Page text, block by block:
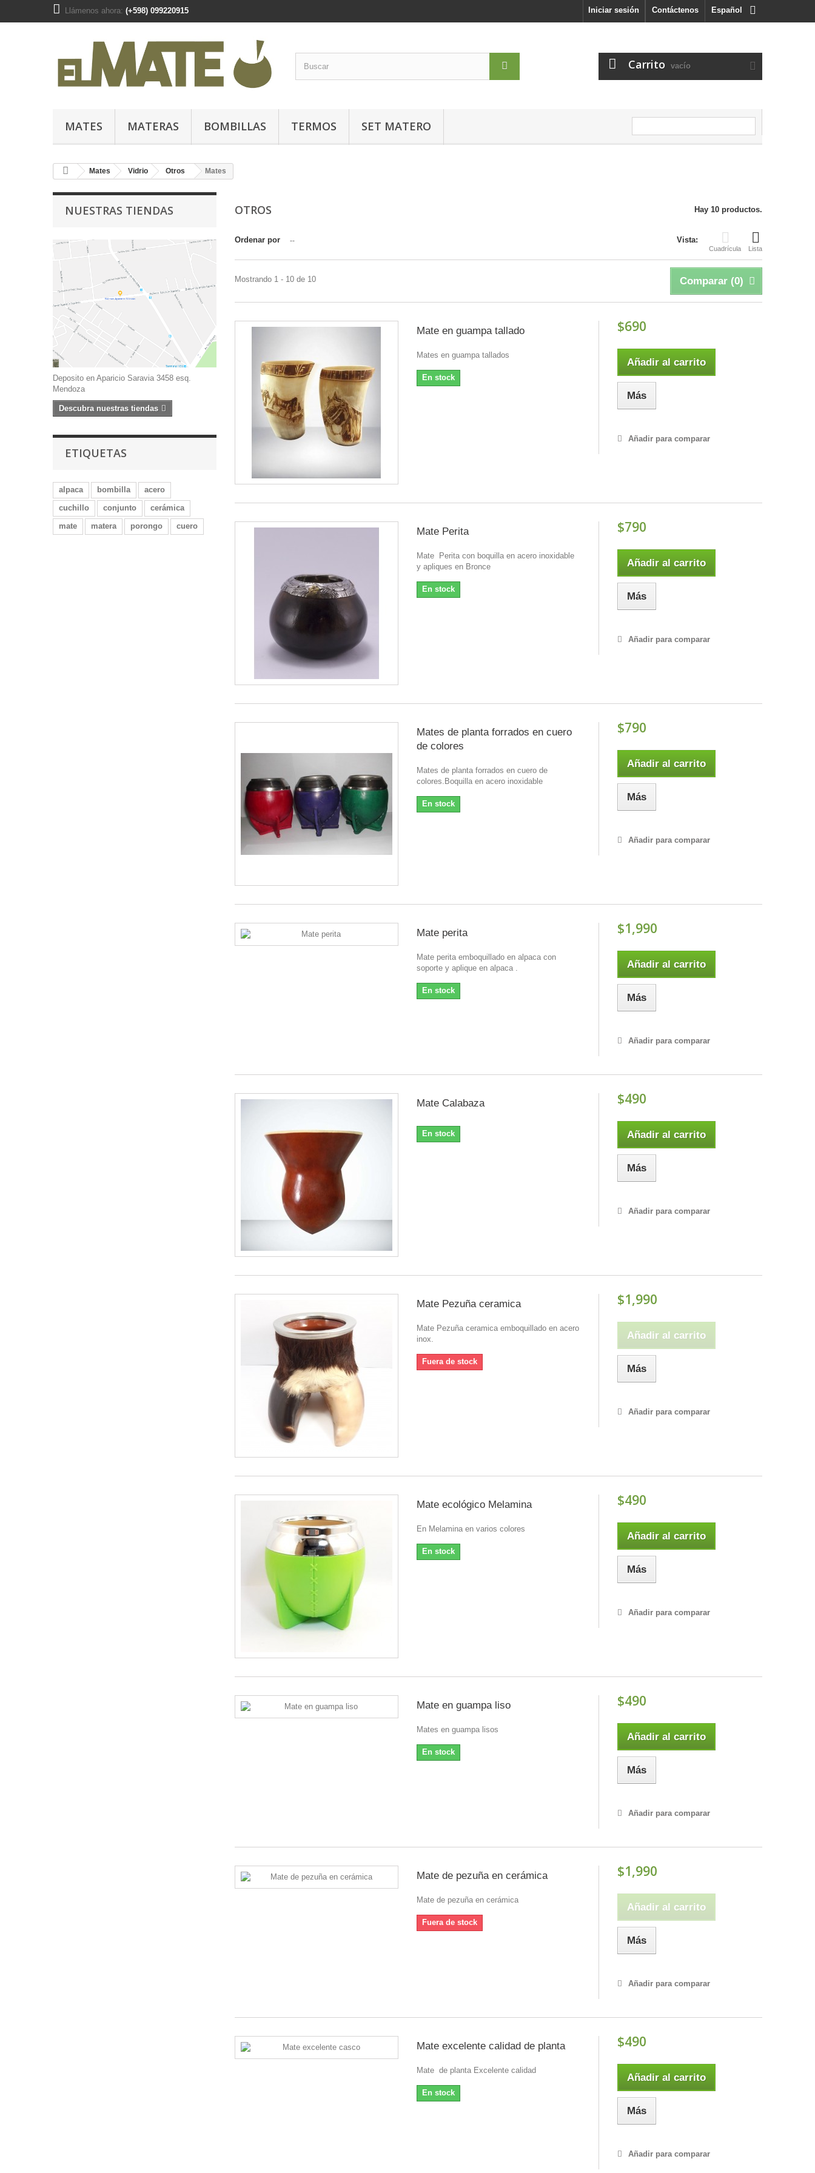
Español
Contáctenos
Llámenos ahora: (+598) 099220915 Iniciar sesión
Carrito vacío
MATES MATERAS BOMBILLAS TERMOS SET MATERO
Mates Vidrio Otros Mates
NUESTRAS TIENDAS
Deposito en Aparicio Saravia 3458 esq.
Mendoza
Descubra nuestras tiendas
ETIQUETAS
alpaca bombilla
acero
cuchillo
conjunto
cerámica
mate
matera porongo cuero
OTROS Hay 10 productos.
Vista:
Cuadrícula Lista
Ordenar por --
Comparar (0)
Mostrando 1 - 10 de 10
Mate en guampa tallado
Mates en guampa tallados
En stock
$690
Añadir al carrito
Más
Añadir para comparar
Mate Perita
Mate Perita con boquilla en acero inoxidable
y apliques en Bronce
En stock
$790
Añadir al carrito
Más
Añadir para comparar
Mates de planta forrados en cuero
de colores
Mates de planta forrados en cuero de
colores.Boquilla en acero inoxidable
En stock
$790
Añadir al carrito
Más
Añadir para comparar
Mate perita
Mate perita emboquillado en alpaca con
soporte y aplique en alpaca .
En stock
$1,990
Añadir al carrito
Más
Añadir para comparar
Mate Calabaza
En stock
$490
Añadir al carrito
Más
Añadir para comparar
Mate Pezuña ceramica
Mate Pezuña ceramica emboquillado en acero
inox.
Fuera de stock
$1,990
Añadir al carrito
Más
Añadir para comparar
Mate ecológico Melamina
En Melamina en varios colores
En stock
$490
Añadir al carrito
Más
Añadir para comparar
Mate en guampa liso
Mates en guampa lisos
En stock
$490
Añadir al carrito
Más
Añadir para comparar
Mate de pezuña en cerámica
Mate de pezuña en cerámica
Fuera de stock
$1,990
Añadir al carrito
Más
Añadir para comparar
Mate excelente calidad de planta
Mate de planta Excelente calidad
En stock
$490
Añadir al carrito
Más
Añadir para comparar